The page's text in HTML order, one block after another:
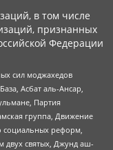
в том числе
признанных
Федерации
сил моджахедов
Асбат аль-Ансар,
Партия
группа, Движение
социальных реформ,
двух святых, Джунд аш-